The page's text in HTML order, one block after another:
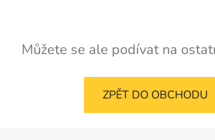
Můžete se ale podívat na
ZPĚT DO OBCHODU